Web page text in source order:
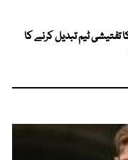
ٹیم تبدیل کرنے کا